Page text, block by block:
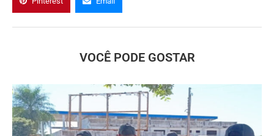
VOCÊ PODE GOSTAR